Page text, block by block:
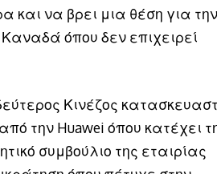
και να βρει μια θέση για την
όπου δεν επιχειρεί
Κινέζος
την Huawei όπου κατέχει
συμβούλιο της εταιρίας